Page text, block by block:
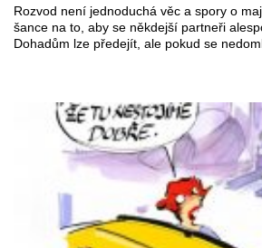
Rozvod není jednoduchá věc a spory o
šance na to, aby se někdejší partneři
Dohadům lze předejít, ale pokud se